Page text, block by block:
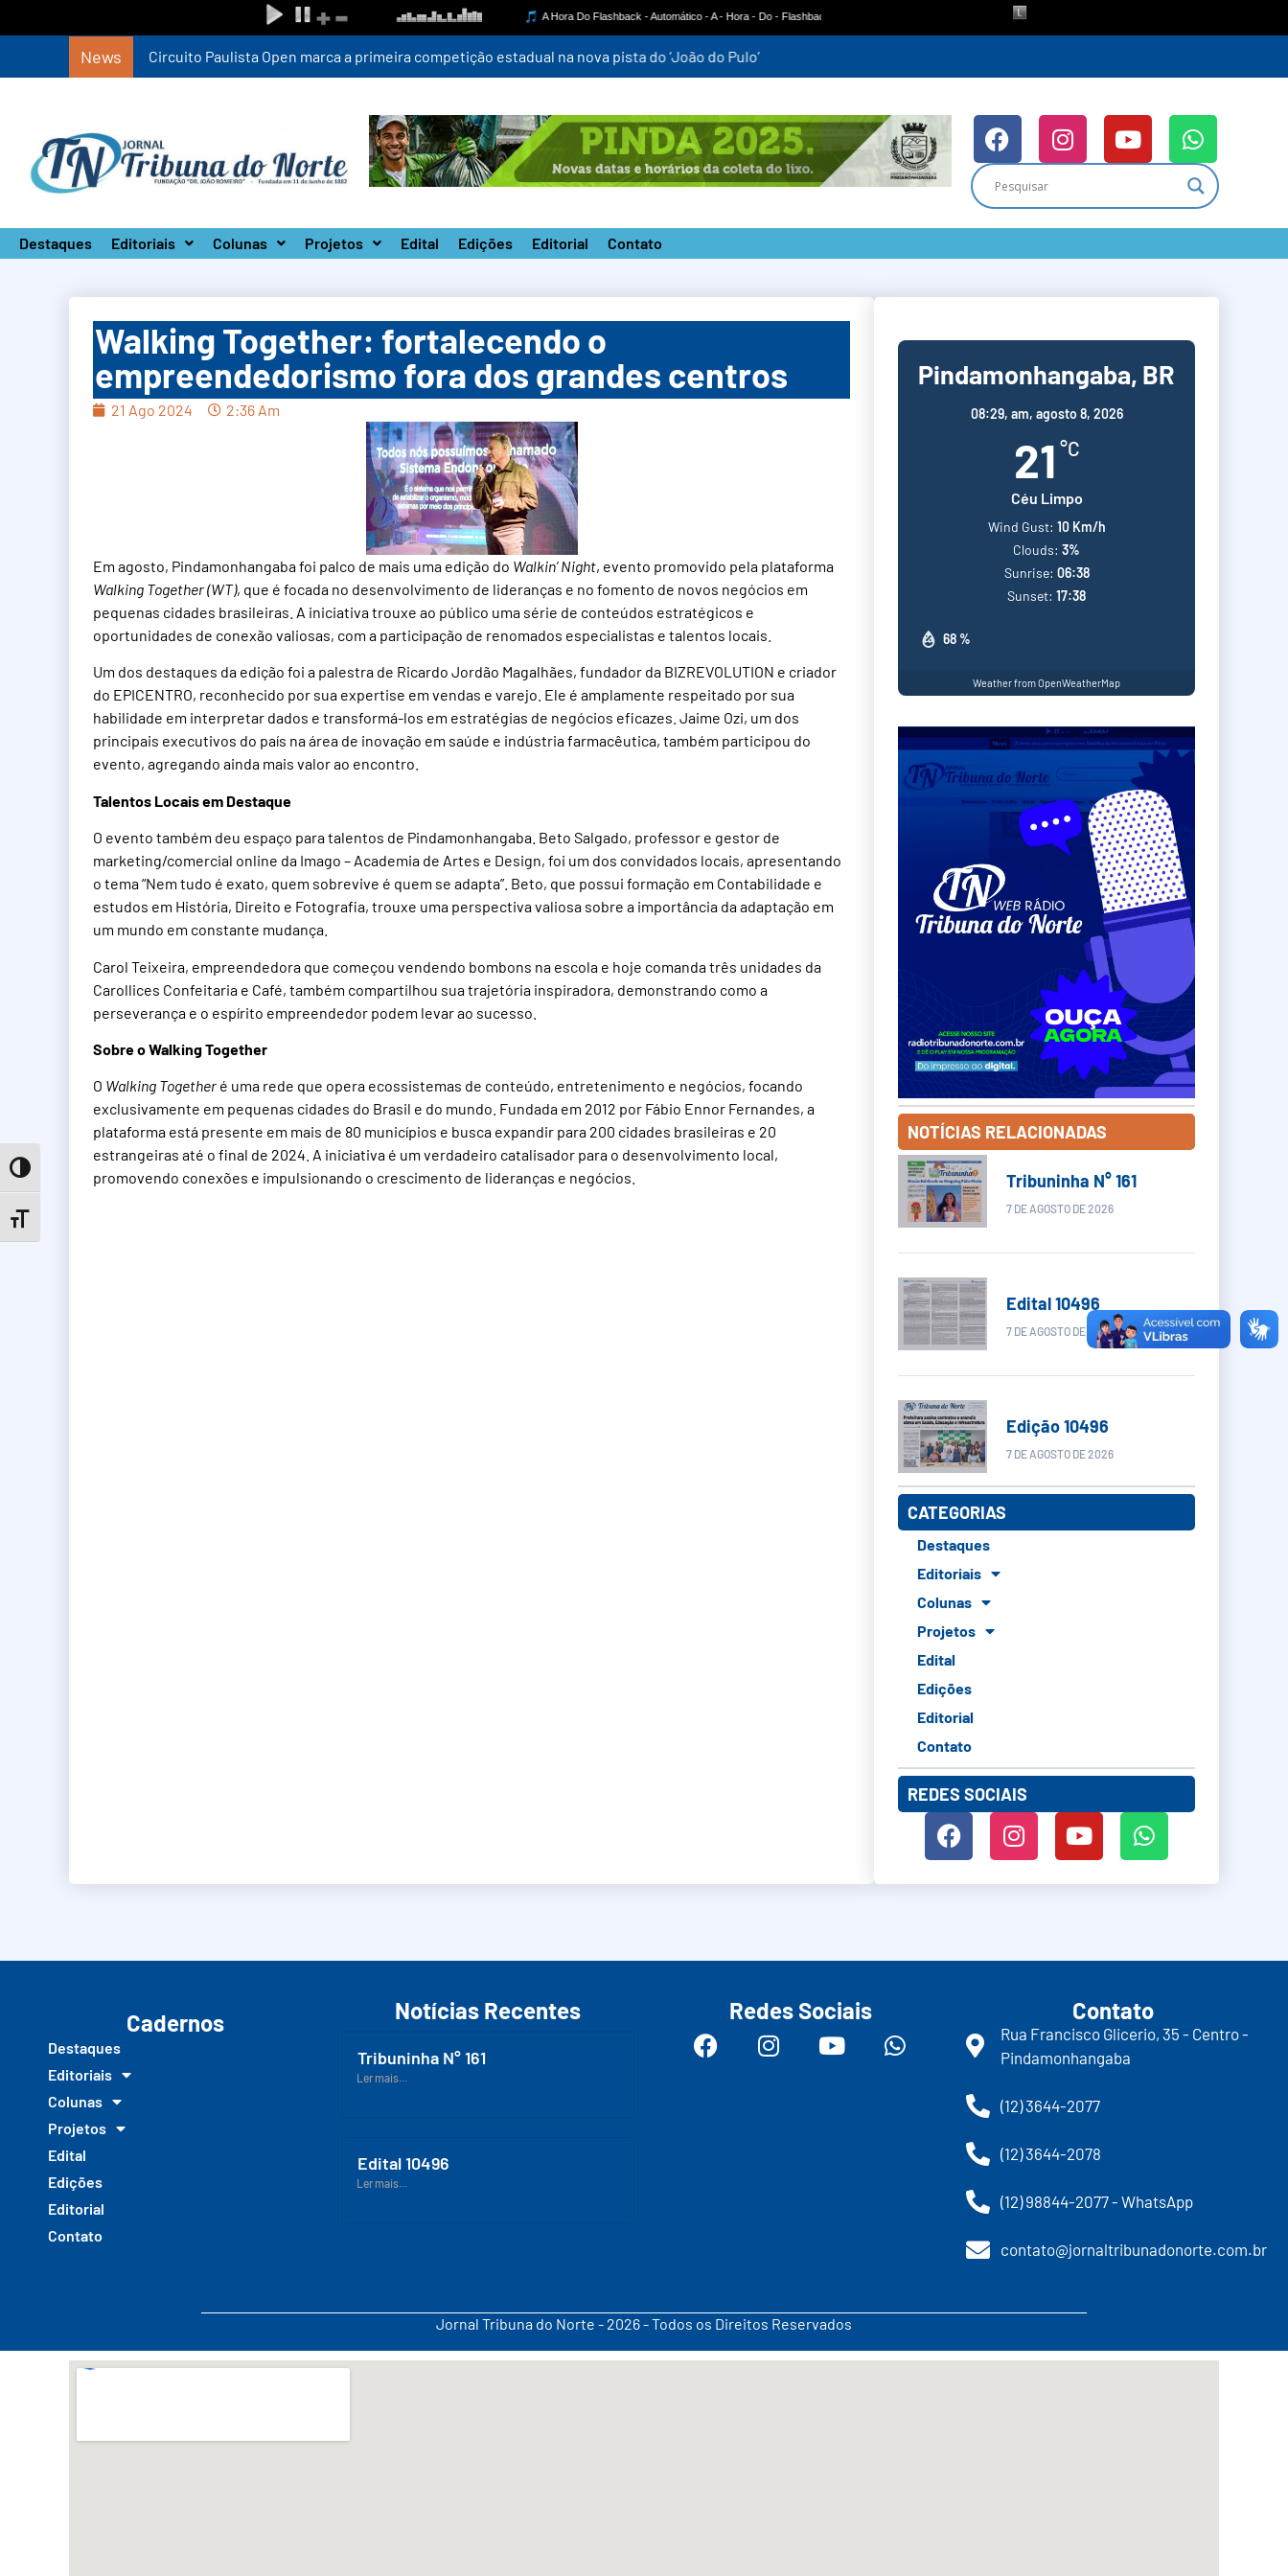
Toggle High Contrast
Toggle Font size
News Circuito Paulista Open marca a primeira competição estadual na nova pista do ‘João do Pulo’
Destaques Editoriais Colunas Projetos Edital Edições Editorial Contato
Walking Together: fortalecendo o
empreendedorismo fora dos grandes centros
21 Ago 2024 2:36 Am
Em agosto, Pindamonhangaba foi palco de mais uma edição do Walkin’ Night, evento promovido pela plataforma
Walking Together (WT), que é focada no desenvolvimento de lideranças e no fomento de novos negócios em
pequenas cidades brasileiras. A iniciativa trouxe ao público uma série de conteúdos estratégicos e
oportunidades de conexão valiosas, com a participação de renomados especialistas e talentos locais.
Um dos destaques da edição foi a palestra de Ricardo Jordão Magalhães, fundador da BIZREVOLUTION e criador
do EPICENTRO, reconhecido por sua expertise em vendas e varejo. Ele é amplamente respeitado por sua
habilidade em interpretar dados e transformá-los em estratégias de negócios eficazes. Jaime Ozi, um dos
principais executivos do país na área de inovação em saúde e indústria farmacêutica, também participou do
evento, agregando ainda mais valor ao encontro.
Talentos Locais em Destaque
O evento também deu espaço para talentos de Pindamonhangaba. Beto Salgado, professor e gestor de
marketing/comercial online da Imago – Academia de Artes e Design, foi um dos convidados locais, apresentando
o tema “Nem tudo é exato, quem sobrevive é quem se adapta”. Beto, que possui formação em Contabilidade e
estudos em História, Direito e Fotografia, trouxe uma perspectiva valiosa sobre a importância da adaptação em
um mundo em constante mudança.
Carol Teixeira, empreendedora que começou vendendo bombons na escola e hoje comanda três unidades da
Carollices Confeitaria e Café, também compartilhou sua trajetória inspiradora, demonstrando como a
perseverança e o espírito empreendedor podem levar ao sucesso.
Sobre o Walking Together
O Walking Together é uma rede que opera ecossistemas de conteúdo, entretenimento e negócios, focando
exclusivamente em pequenas cidades do Brasil e do mundo. Fundada em 2012 por Fábio Ennor Fernandes, a
plataforma está presente em mais de 80 municípios e busca expandir para 200 cidades brasileiras e 20
estrangeiras até o final de 2024. A iniciativa é um verdadeiro catalisador para o desenvolvimento local,
promovendo conexões e impulsionando o crescimento de lideranças e negócios.
Pindamonhangaba, BR
08:29, am, agosto 8, 2026
21 °C
Céu Limpo
68 %
Wind Gust: 10 Km/h
Clouds: 3%
Sunrise: 06:38
Sunset: 17:38
Weather from OpenWeatherMap
NOTÍCIAS RELACIONADAS
Tribuninha N° 161
7 DE AGOSTO DE 2026
Edital 10496
7 DE AGOSTO DE 2026
Edição 10496
7 DE AGOSTO DE 2026
CATEGORIAS
Destaques
Editoriais
Colunas
Projetos
Edital
Edições
Editorial
Contato
REDES SOCIAIS
Cadernos
Destaques
Editoriais
Colunas
Projetos
Edital
Edições
Editorial
Contato
Notícias Recentes
Tribuninha N° 161
Ler mais...
Edital 10496
Ler mais...
Redes Sociais Contato
Rua Francisco Glicerio, 35 - Centro -
Pindamonhangaba
(12) 3644-2077
(12) 3644-2078
(12) 98844-2077 - WhatsApp
contato@jornaltribunadonorte.com.br
Jornal Tribuna do Norte - 2026 - Todos os Direitos Reservados